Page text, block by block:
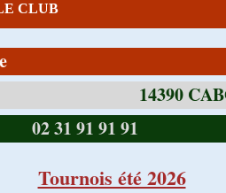
LE CLUB
14390 CABOURG
02 31 91 91 91
Tournois été 2026